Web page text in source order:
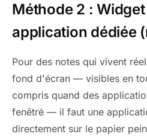
Méthode 2 :
application dédiée
Pour des notes qui vivent
fond d'écran — visibles en
compris quand des
fenêtré — il faut une
directement sur le papier